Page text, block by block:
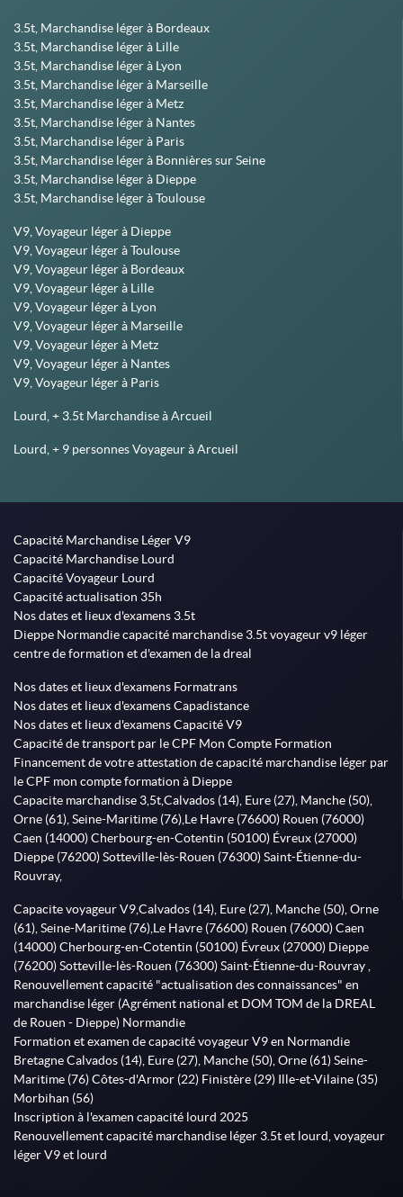
3.5t, Marchandise léger à Bordeaux
3.5t, Marchandise léger à Lille
3.5t, Marchandise léger à Lyon
3.5t, Marchandise léger à Marseille
3.5t, Marchandise léger à Metz
3.5t, Marchandise léger à Nantes
3.5t, Marchandise léger à Paris
3.5t, Marchandise léger à Bonnières sur Seine
3.5t, Marchandise léger à Dieppe
3.5t, Marchandise léger à Toulouse
V9, Voyageur léger à Dieppe
V9, Voyageur léger à Toulouse
V9, Voyageur léger à Bordeaux
V9, Voyageur léger à Lille
V9, Voyageur léger à Lyon
V9, Voyageur léger à Marseille
V9, Voyageur léger à Metz
V9, Voyageur léger à Nantes
V9, Voyageur léger à Paris
Lourd, + 3.5t Marchandise à Arcueil
Lourd, + 9 personnes Voyageur à Arcueil
Capacité Marchandise Léger V9
Capacité Marchandise Lourd
Capacité Voyageur Lourd
Capacité actualisation 35h
Nos dates et lieux d'examens 3.5t
Dieppe Normandie capacité marchandise 3.5t voyageur v9 léger
centre de formation et d'examen de la dreal
Nos dates et lieux d'examens Formatrans
Nos dates et lieux d'examens Capadistance
Nos dates et lieux d'examens Capacité V9
Capacité de transport par le CPF Mon Compte Formation
Financement de votre attestation de capacité marchandise léger par
le CPF mon compte formation à Dieppe
Capacite marchandise 3,5t,Calvados (14), Eure (27), Manche (50),
Orne (61), Seine-Maritime (76),Le Havre (76600) Rouen (76000)
Caen (14000) Cherbourg-en-Cotentin (50100) Évreux (27000)
Dieppe (76200) Sotteville-lès-Rouen (76300) Saint-Étienne-du-
Rouvray,
Capacite voyageur V9,Calvados (14), Eure (27), Manche (50), Orne
(61), Seine-Maritime (76),Le Havre (76600) Rouen (76000) Caen
(14000) Cherbourg-en-Cotentin (50100) Évreux (27000) Dieppe
(76200) Sotteville-lès-Rouen (76300) Saint-Étienne-du-Rouvray ,
Renouvellement capacité "actualisation des connaissances" en
marchandise léger (Agrément national et DOM TOM de la DREAL
de Rouen - Dieppe) Normandie
Formation et examen de capacité voyageur V9 en Normandie
Bretagne Calvados (14), Eure (27), Manche (50), Orne (61) Seine-
Maritime (76) Côtes-d'Armor (22) Finistère (29) Ille-et-Vilaine (35)
Morbihan (56)
Inscription à l'examen capacité lourd 2025
Renouvellement capacité marchandise léger 3.5t et lourd, voyageur
léger V9 et lourd